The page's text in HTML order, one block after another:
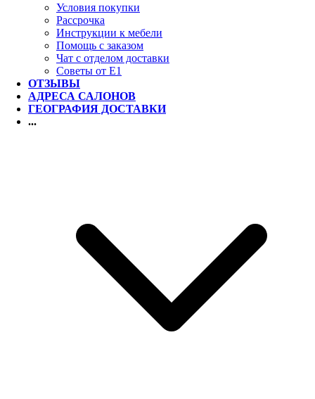
Условия покупки
Рассрочка
Инструкции к мебели
Помощь с заказом
Чат с отделом доставки
Советы от Е1
ОТЗЫВЫ
АДРЕСА САЛОНОВ
ГЕОГРАФИЯ ДОСТАВКИ
...